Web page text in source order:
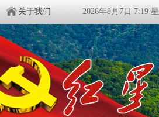
关于我们 2026年8月7日 7:19